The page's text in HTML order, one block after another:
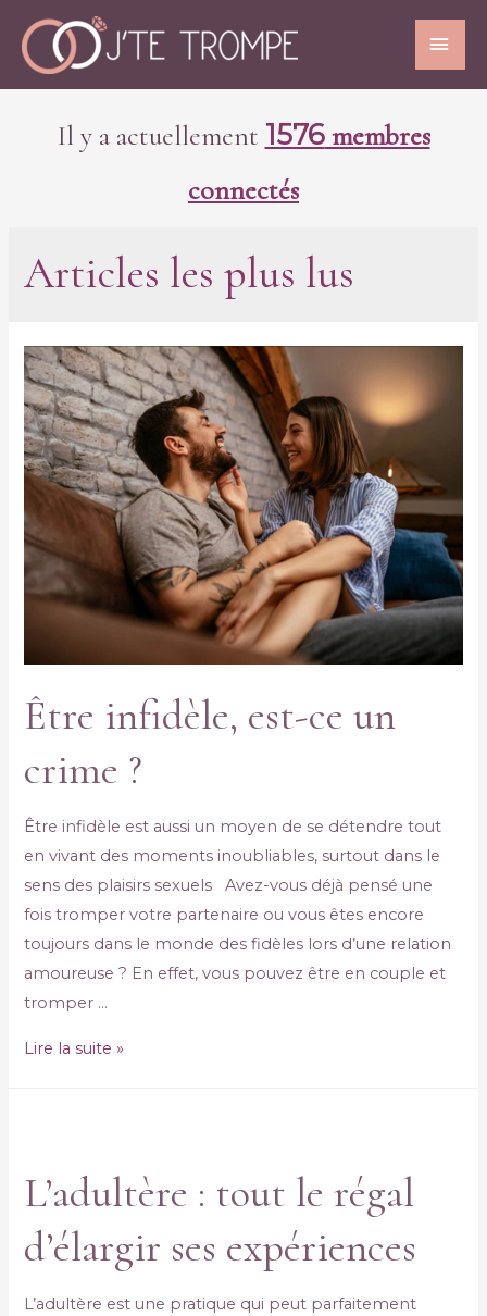
Il y a actuellement 1576membres
connectés
Articles les plus lus
Être infidèle, est-ce un
crime ?
Être infidèle est aussi un moyen de se détendre tout
en vivant des moments inoubliables, surtout dans le
sens des plaisirs sexuels Avez-vous déjà pensé une
fois tromper votre partenaire ou vous êtes encore
toujours dans le monde des fidèles lors d’une relation
amoureuse ? En effet, vous pouvez être en couple et
tromper …
Lire la suite »
L’adultère : tout le régal
d’élargir ses expériences
L’adultère est une pratique qui peut parfaitement